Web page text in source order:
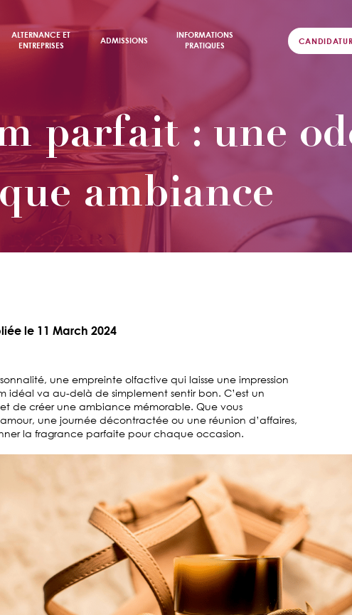
ALTERNANCE ET
ENTREPRISES
ADMISSIONS
INFORMATIONS
PRATIQUES
parfait : une
ambiance
le 11 March 2024
une empreinte olfactive qui laisse une impression
idéal va au-delà de simplement sentir bon. C’est un
de créer une ambiance mémorable. Que vous
une journée décontractée ou une réunion d’affaires,
la fragrance parfaite pour chaque occasion.